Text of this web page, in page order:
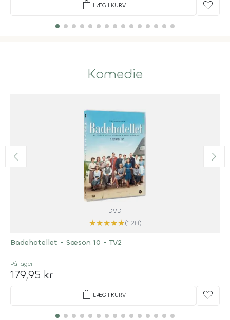
shopping_bag LÆG I KURV favorite
Komedie
DVD
★★★★★(128)
Badehotellet - Sæson 10 - TV2
På lager
179,95 kr
shopping_bag LÆG I KURV favorite